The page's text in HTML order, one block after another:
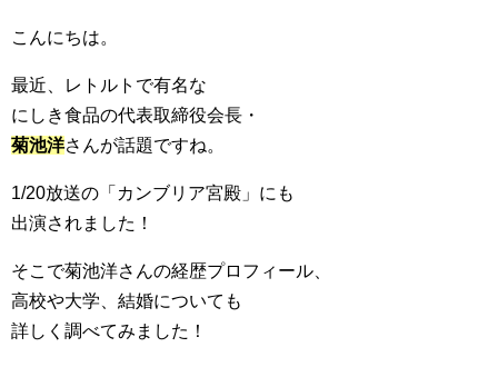
こんにちは。
最近、レトルトで有名な
にしき食品の代表取締役会長・
菊池洋さんが話題ですね。
1/20放送の「カンブリア宮殿」にも
出演されました！
そこで菊池洋さんの経歴プロフィール、
高校や大学、結婚についても
詳しく調べてみました！